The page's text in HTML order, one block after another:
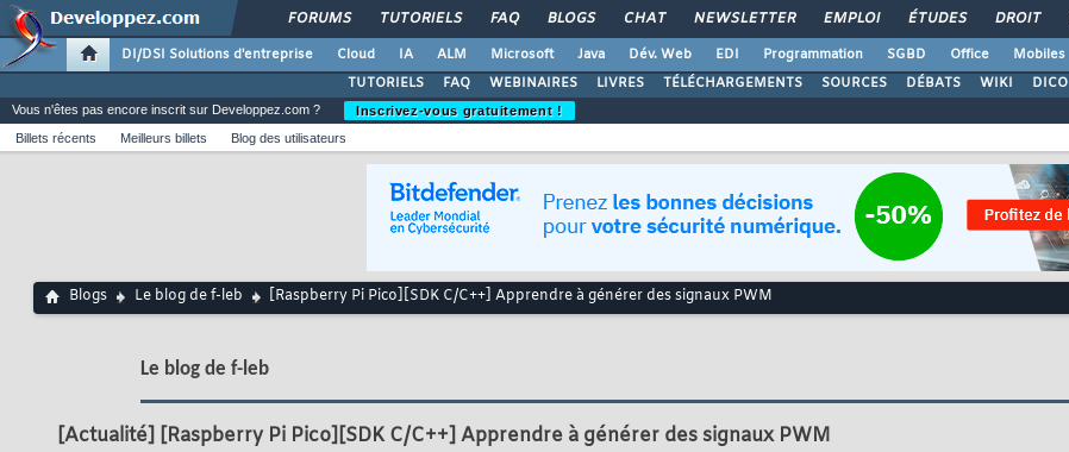
FORUMS TUTORIELS FAQ BLOGS CHAT NEWSLETTER EMPLOI ÉTUDES DROIT
DI/DSI Solutions d'entreprise Cloud IA ALM Microsoft Java Dév. Web EDI Programmation SGBD Office Mobiles
TUTORIELS
FAQ WEBINAIRES LIVRES TÉLÉCHARGEMENTS SOURCES DÉBATS WIKI DICO
Vous n'êtes pas encore inscrit sur Developpez.com ?
Inscrivez-vous gratuitement !
Billets récents
Meilleurs billets Blog des utilisateurs
Blogs Le blog de f-leb [Raspberry Pi Pico][SDK C/C++] Apprendre à générer des signaux PWM
Le blog de f-leb
[Actualité] [Raspberry Pi Pico][SDK C/C++] Apprendre à générer des signaux PWM